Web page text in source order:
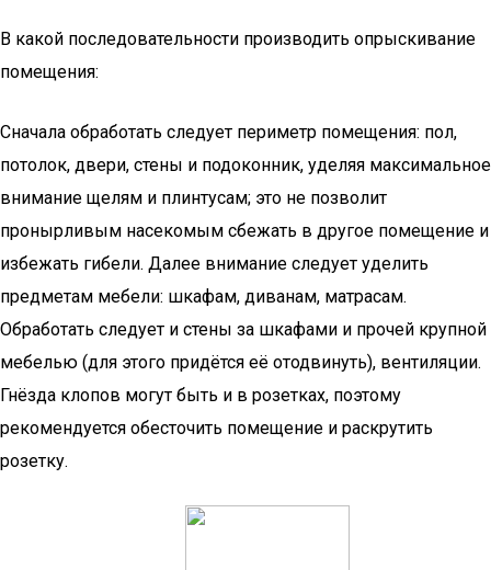
В какой последовательности производить опрыскивание
помещения:
Сначала обработать следует периметр помещения: пол,
потолок, двери, стены и подоконник, уделяя максимальное
внимание щелям и плинтусам; это не позволит
пронырливым насекомым сбежать в другое помещение и
избежать гибели. Далее внимание следует уделить
предметам мебели: шкафам, диванам, матрасам.
Обработать следует и стены за шкафами и прочей крупной
мебелью (для этого придётся её отодвинуть), вентиляции.
Гнёзда клопов могут быть и в розетках, поэтому
рекомендуется обесточить помещение и раскрутить
розетку.